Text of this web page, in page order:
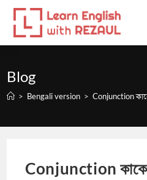
Skip
content
Blog
> Bengali version > Conjunction
Conjunction কাকে